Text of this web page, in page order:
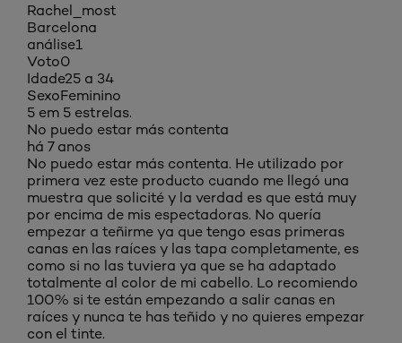
Rachel_most
Barcelona
análise1
Voto0
Idade25 a 34
SexoFeminino
5 em 5 estrelas.
No puedo estar más contenta
há 7 anos
No puedo estar más contenta. He utilizado por
primera vez este producto cuando me llegó una
muestra que solicité y la verdad es que está muy
por encima de mis espectadoras. No quería
empezar a teñirme ya que tengo esas primeras
canas en las raíces y las tapa completamente, es
como si no las tuviera ya que se ha adaptado
totalmente al color de mi cabello. Lo recomiendo
100% si te están empezando a salir canas en
raíces y nunca te has teñido y no quieres empezar
con el tinte.